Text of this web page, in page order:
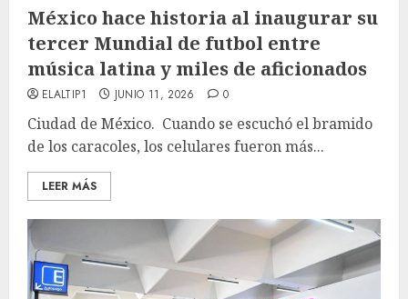
México hace historia al inaugurar su
tercer Mundial de futbol entre
música latina y miles de aficionados
ELALTIP1 JUNIO 11, 2026 0
Ciudad de México. Cuando se escuchó el bramido
de los caracoles, los celulares fueron más...
LEER MÁS